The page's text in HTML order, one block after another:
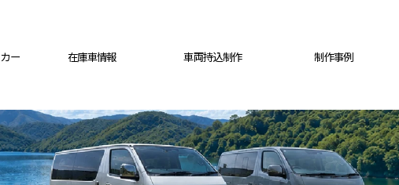
ー 在庫車情報 車両持込制作 制作事例